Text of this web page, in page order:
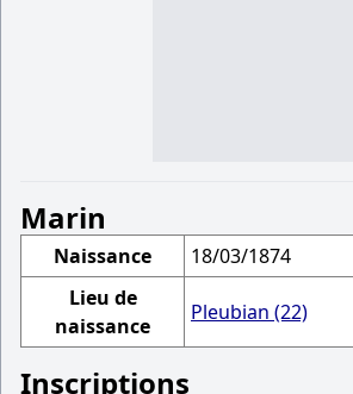
Marin
Naissance
18/03/1874
Lieu de
naissance
Pleubian (22)
Inscriptions